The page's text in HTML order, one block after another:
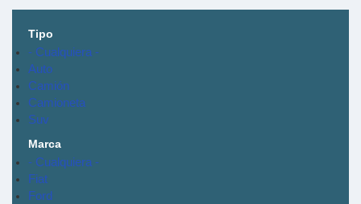
Tipo
- Cualquiera -
Auto
Camión
Camioneta
Suv
Marca
- Cualquiera -
Fiat
Ford